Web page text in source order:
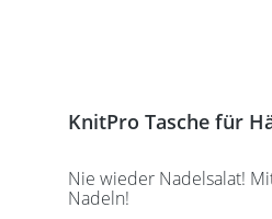
KnitPro Tasche für
Nie wieder Nadelsalat!
Nadeln!